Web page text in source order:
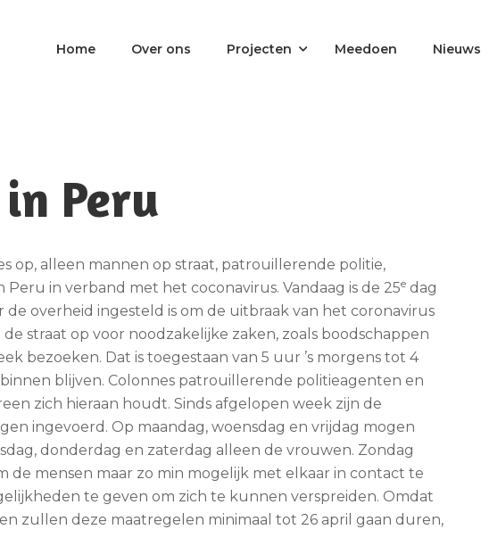
Home Over ons Projecten Meedoen Nieuws
Peru
op, alleen mannen op straat, patrouillerende politie,
in verband met het coconavirus. Vandaag is de 25e dag
overheid ingesteld is om de uitbraak van het coronavirus
straat op voor noodzakelijke zaken, zoals boodschappen
bezoeken. Dat is toegestaan van 5 uur ’s morgens tot 4
blijven. Colonnes patrouillerende politieagenten en
zich hieraan houdt. Sinds afgelopen week zijn de
ingevoerd. Op maandag, woensdag en vrijdag mogen
donderdag en zaterdag alleen de vrouwen. Zondag
de mensen maar zo min mogelijk met elkaar in contact te
te geven om zich te kunnen verspreiden. Omdat
zullen deze maatregelen minimaal tot 26 april gaan duren,